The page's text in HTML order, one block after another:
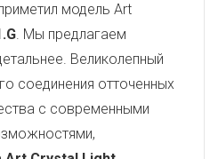
модель Art
. Мы предлагаем
Великолепный
соединения отточенных
с современными